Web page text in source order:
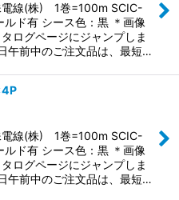
電線(株) 1巻=100m SCIC-
ルド有 シース色：黒 ＊画像
ログページにジャンプしま
午前中のご注文品は、最短…
電線(株) 1巻=100m SCIC-
ルド有 シース色：黒 ＊画像
ログページにジャンプしま
午前中のご注文品は、最短…